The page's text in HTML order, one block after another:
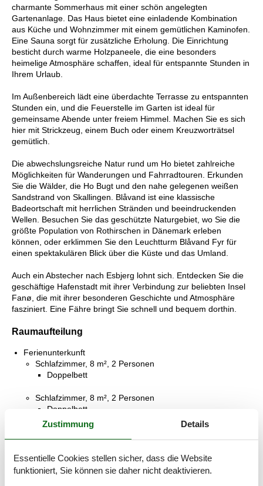
charmante Sommerhaus mit einer schön angelegten
Gartenanlage. Das Haus bietet eine einladende Kombination
aus Küche und Wohnzimmer mit einem gemütlichen Kaminofen.
Eine Sauna sorgt für zusätzliche Erholung. Die Einrichtung
besticht durch warme Holzpaneele, die eine besonders
heimelige Atmosphäre schaffen, ideal für entspannte Stunden in
Ihrem Urlaub.
Im Außenbereich lädt eine überdachte Terrasse zu entspannten
Stunden ein, und die Feuerstelle im Garten ist ideal für
gemeinsame Abende unter freiem Himmel. Machen Sie es sich
hier mit Strickzeug, einem Buch oder einem Kreuzworträtsel
gemütlich.
Die abwechslungsreiche Natur rund um Ho bietet zahlreiche
Möglichkeiten für Wanderungen und Fahrradtouren. Erkunden
Sie die Wälder, die Ho Bugt und den nahe gelegenen weißen
Sandstrand von Skallingen. Blåvand ist eine klassische
Badeortschaft mit herrlichen Stränden und beeindruckenden
Wellen. Besuchen Sie das geschützte Naturgebiet, wo Sie die
größte Population von Rothirschen in Dänemark erleben
können, oder erklimmen Sie den Leuchtturm Blåvand Fyr für
einen spektakulären Blick über die Küste und das Umland.
Auch ein Abstecher nach Esbjerg lohnt sich. Entdecken Sie die
geschäftige Hafenstadt mit ihrer Verbindung zur beliebten Insel
Fanø, die mit ihrer besonderen Geschichte und Atmosphäre
fasziniert. Eine Fähre bringt Sie schnell und bequem dorthin.
Raumaufteilung
Ferienunterkunft
Schlafzimmer, 8 m², 2 Personen
Doppelbett
Schlafzimmer, 8 m², 2 Personen
Doppelbett
Schlafzimmer, 6 m², 2 Personen
Etagenbett
Badezimmer, 3 m²
WC mit warmem und kaltem Wasser, Dusche
Zustimmung Details
Essentielle Cookies stellen sicher, dass die Website
funktioniert, Sie können sie daher nicht deaktivieren.